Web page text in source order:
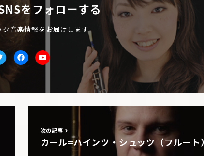
をフォローする
ク音楽情報をお届けします
facebookYoutube
次の記事
カール=ハインツ・シュッツ（フルート）